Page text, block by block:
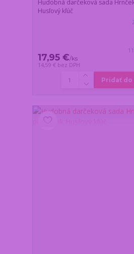
Hudobná darčeková sada
Husľový kľúč
17,95 €/ks
14,59 € bez DPH
Pridať do